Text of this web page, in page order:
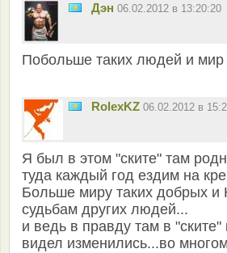
Дэн 06.02.2012 в 13:20:20
Побольше таких людей и
RolexKZ 06.02.2012 в
Я был в этом "ските" там
туда каждый год ездим на
Больше миру таких добрых и
судьбам других людей...
и ведь в правду там в
видел изменились...во